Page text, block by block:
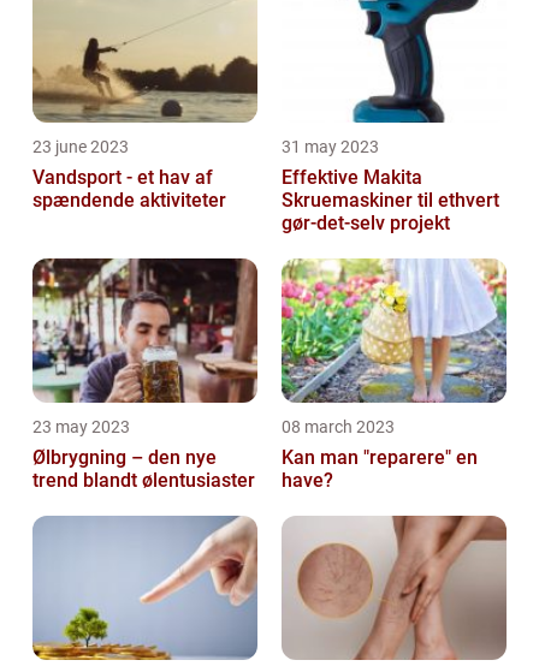
23 june 2023
Vandsport - et hav af
spændende aktiviteter
31 may 2023
Effektive Makita
Skruemaskiner til ethvert
gør-det-selv projekt
23 may 2023
Ølbrygning – den nye
trend blandt ølentusiaster
08 march 2023
Kan man "reparere" en
have?